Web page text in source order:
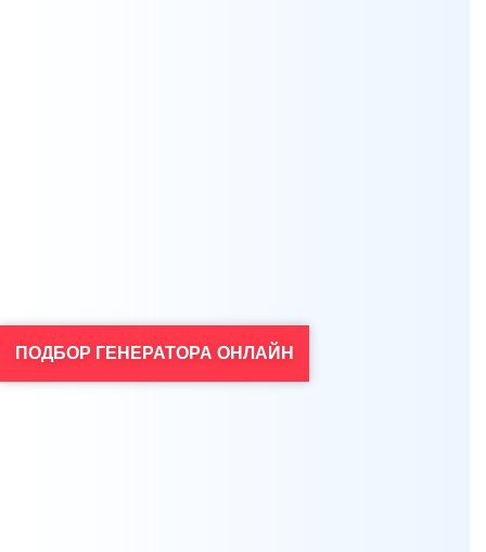
ПОДБОР ГЕНЕРАТОРА ОНЛАЙН